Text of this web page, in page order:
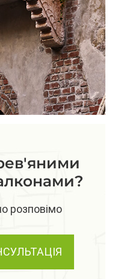
розповімо